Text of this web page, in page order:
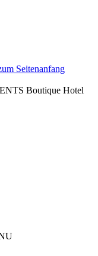
Seitenanfang
Boutique Hotel